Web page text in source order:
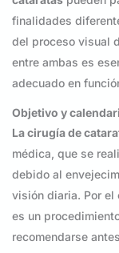
finalidades
del proceso visual
entre ambas es
adecuado en
Objetivo y
La cirugía de
médica, que se
debido al
visión diaria. Por el
es un
recomendarse